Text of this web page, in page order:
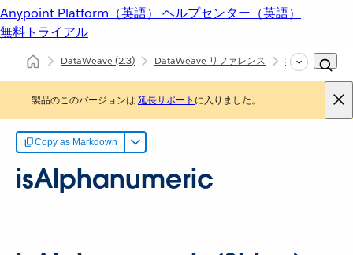
Anypoint Platform（英語） ヘルプセンター（英語）
無料トライアル
DataWeave(2.3) DataWeave リファレンス Strings
製品のこのバージョンは 延長サポート に入りました。
Copy as Markdown
isAlphanumeric